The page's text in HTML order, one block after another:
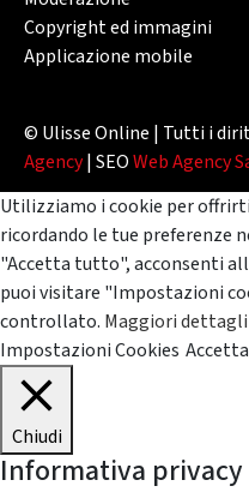
Copyright ed immagini
Applicazione mobile
© Ulisse Online | Tutti i
Agency| SEOWeb Agency
Utilizziamo i cookie per
ricordando le tue preferenze
"Accetta tutto", acconsenti
puoi visitare "Impostazioni
controllato. Maggiori dettagli
Impostazioni Cookies
Chiudi
Informativa privacy